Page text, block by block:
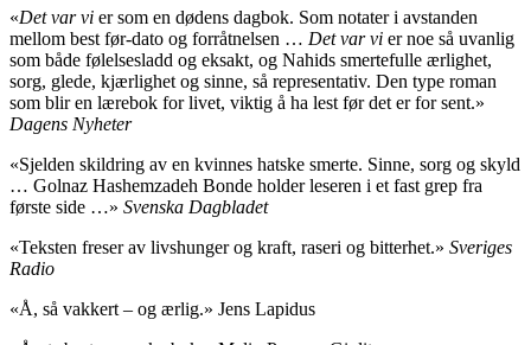
«Det var vi er som en dødens dagbok. Som notater i avstanden
mellom best før-dato og forråtnelsen … Det var vi er noe så uvanlig
som både følelsesladd og eksakt, og Nahids smertefulle ærlighet,
sorg, glede, kjærlighet og sinne, så representativ. Den type roman
som blir en lærebok for livet, viktig å ha lest før det er for sent.»
Dagens Nyheter
«Sjelden skildring av en kvinnes hatske smerte. Sinne, sorg og skyld
… Golnaz Hashemzadeh Bonde holder leseren i et fast grep fra
første side …» Svenska Dagbladet
«Teksten freser av livshunger og kraft, raseri og bitterhet.» Sveriges
Radio
«Å, så vakkert – og ærlig.» Jens Lapidus